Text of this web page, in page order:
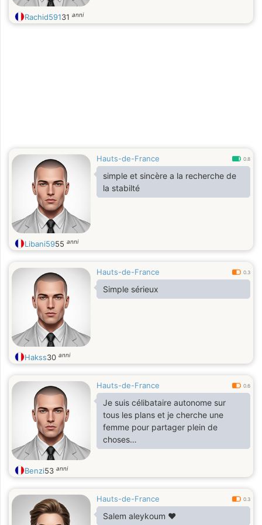
Rachid59131 anni
Hauts-de-France 0.8
simple et sincère a la recherche de
la stabilté
Libani5955 anni
Hauts-de-France 0.3
Simple sérieux
Hakss30 anni
Hauts-de-France 0.6
Je suis célibataire autonome sur
tous les plans et je cherche une
femme pour partager plein de
choses…
Benzi53 anni
Hauts-de-France 0.3
Salem aleykoum ❤️